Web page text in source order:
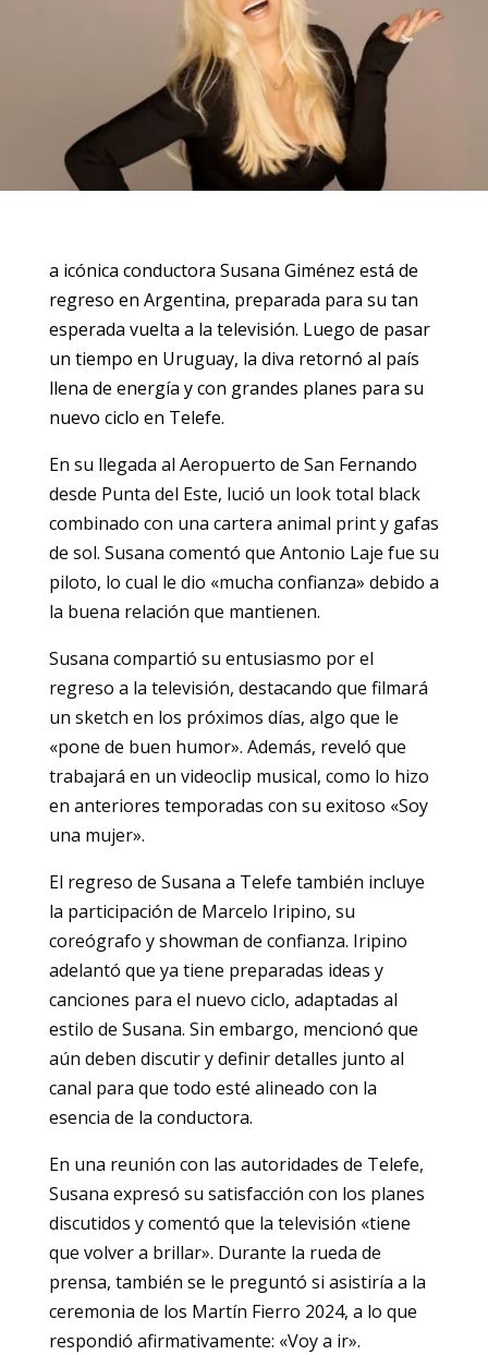
a icónica conductora Susana Giménez está de
regreso en Argentina, preparada para su tan
esperada vuelta a la televisión. Luego de pasar
un tiempo en Uruguay, la diva retornó al país
llena de energía y con grandes planes para su
nuevo ciclo en Telefe.
En su llegada al Aeropuerto de San Fernando
desde Punta del Este, lució un look total black
combinado con una cartera animal print y gafas
de sol. Susana comentó que Antonio Laje fue su
piloto, lo cual le dio «mucha confianza» debido a
la buena relación que mantienen.
Susana compartió su entusiasmo por el
regreso a la televisión, destacando que filmará
un sketch en los próximos días, algo que le
«pone de buen humor». Además, reveló que
trabajará en un videoclip musical, como lo hizo
en anteriores temporadas con su exitoso «Soy
una mujer».
El regreso de Susana a Telefe también incluye
la participación de Marcelo Iripino, su
coreógrafo y showman de confianza. Iripino
adelantó que ya tiene preparadas ideas y
canciones para el nuevo ciclo, adaptadas al
estilo de Susana. Sin embargo, mencionó que
aún deben discutir y definir detalles junto al
canal para que todo esté alineado con la
esencia de la conductora.
En una reunión con las autoridades de Telefe,
Susana expresó su satisfacción con los planes
discutidos y comentó que la televisión «tiene
que volver a brillar». Durante la rueda de
prensa, también se le preguntó si asistiría a la
ceremonia de los Martín Fierro 2024, a lo que
respondió afirmativamente: «Voy a ir».